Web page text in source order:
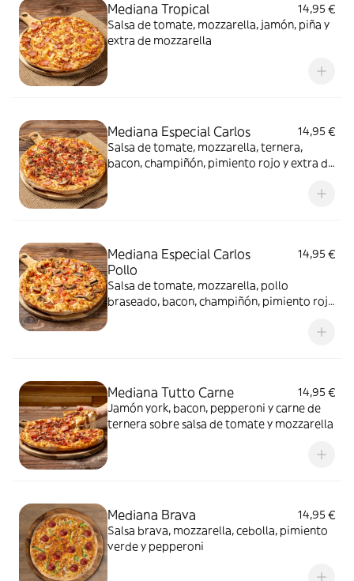
Mediana Tropical
14,95 €
Salsa de tomate, mozzarella, jamón, piña y
extra de mozzarella
Mediana Especial Carlos
14,95 €
Salsa de tomate, mozzarella, ternera,
bacon, champiñón, pimiento rojo y extra de
Mediana Especial Carlos
Pollo
14,95 €
Salsa de tomate, mozzarella, pollo
braseado, bacon, champiñón, pimiento rojo
Mediana Tutto Carne
14,95 €
Jamón york, bacon, pepperoni y carne de
ternera sobre salsa de tomate y mozzarella
Mediana Brava
14,95 €
Salsa brava, mozzarella, cebolla, pimiento
verde y pepperoni